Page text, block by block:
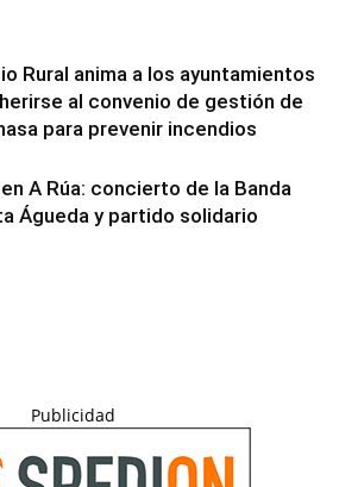
Rural anima a los ayuntamientos
al convenio de gestión de
para prevenir incendios
A Rúa: concierto de la Banda
Águeda y partido solidario
Publicidad